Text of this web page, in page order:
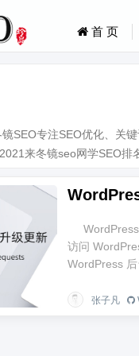
首 页
镜SEO专注SEO优化、关
来冬镜seo网学SEO
访问
WordPress
张子凡